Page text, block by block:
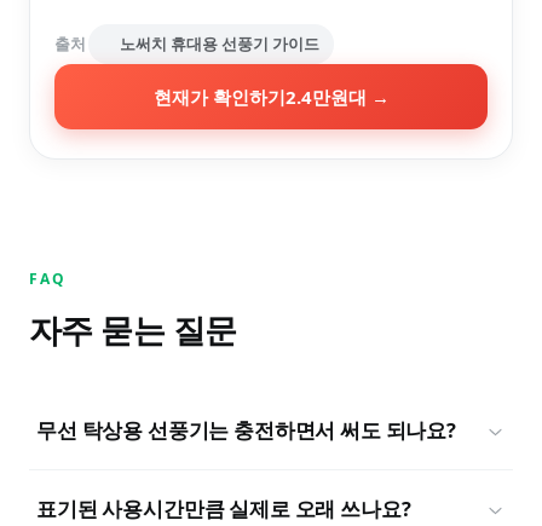
출처 노써치 휴대용 선풍기 가이드
현재가 확인하기2.4만원대 →
FAQ
자주 묻는 질문
무선 탁상용 선풍기는 충전하면서 써도 되나요?
표기된 사용시간만큼 실제로 오래 쓰나요?